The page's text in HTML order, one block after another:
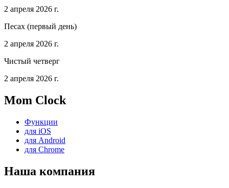
2 апреля 2026 г.
Песах (первый день)
2 апреля 2026 г.
Чистый четверг
2 апреля 2026 г.
Mom Clock
Функции
для iOS
для Android
для Chrome
Наша компания